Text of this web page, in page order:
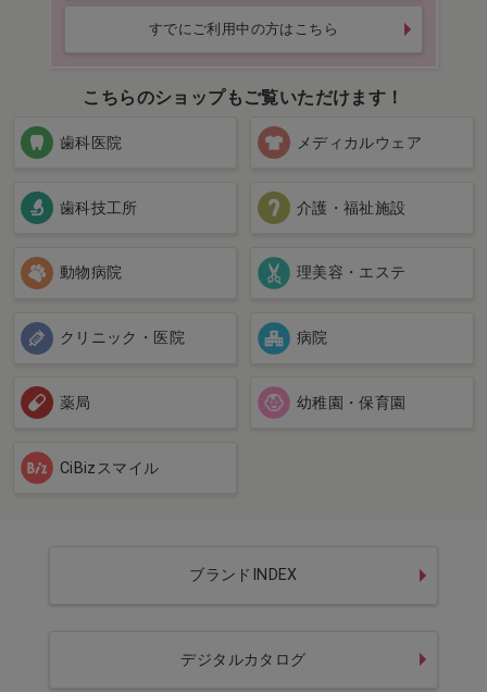
すでにご利用中の方はこちら
こちらのショップもご覧いただけます！
歯科医院 メディカルウェア
歯科技工所 介護・福祉施設
動物病院 理美容・エステ
クリニック・医院 病院
薬局 幼稚園・保育園
CiBizスマイル
ブランドINDEX
デジタルカタログ